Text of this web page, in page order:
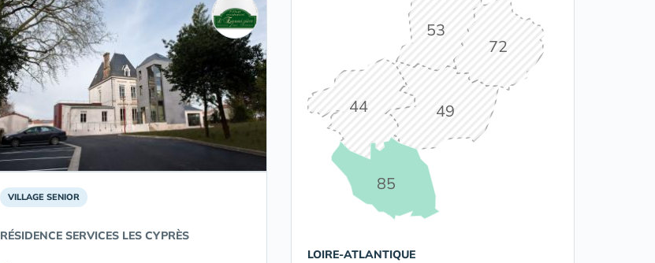
VILLAGE SENIOR
RÉSIDENCE SERVICES LES CYPRÈS
44 49
53
72
85
LOIRE-ATLANTIQUE